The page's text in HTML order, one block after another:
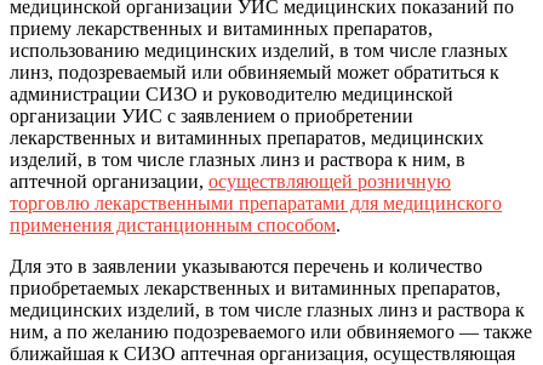
медицинской организации УИС медицинских показаний по
приему лекарственных и витаминных препаратов,
использованию медицинских изделий, в том числе глазных
линз, подозреваемый или обвиняемый может обратиться к
администрации СИЗО и руководителю медицинской
организации УИС с заявлением о приобретении
лекарственных и витаминных препаратов, медицинских
изделий, в том числе глазных линз и раствора к ним, в
аптечной организации, осуществляющей розничную
торговлю лекарственными препаратами для медицинского
применения дистанционным способом.
Для это в заявлении указываются перечень и количество
приобретаемых лекарственных и витаминных препаратов,
медицинских изделий, в том числе глазных линз и раствора к
ним, а по желанию подозреваемого или обвиняемого — также
ближайшая к СИЗО аптечная организация, осуществляющая